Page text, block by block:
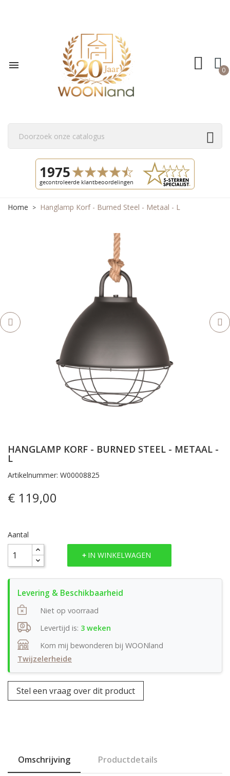
 0
Home Hanglamp Korf - Burned Steel - Metaal - L
HANGLAMP KORF - BURNED STEEL - METAAL -
L
Artikelnummer: W00008825
€ 119,00
Aantal
IN WINKELWAGEN
Niet op voorraad
Levertijd is: 3 weken
Kom mij bewonderen bij WOONland
Twijzelerheide
Stel een vraag over dit product
Omschrijving Productdetails